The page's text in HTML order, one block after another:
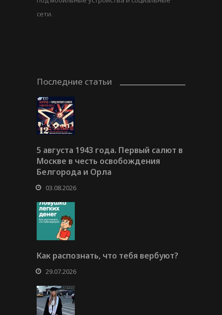
сети.
Последние статьи
5 августа 1943 года. Первый салют в
Москве в честь освобождения
Белгорода и Орла
03.08.2026
Как распознать, что тебя вербуют?
29.07.2026